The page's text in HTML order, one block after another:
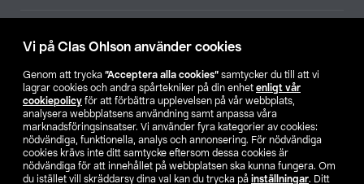
Vi på Clas Ohlson använder cookies
Genom att trycka ”Acceptera alla cookies” samtycker du till att vi
lagrar cookies och andra spårtekniker på din enhet enligt vår
cookiepolicy för att förbättra upplevelsen på vår webbplats,
analysera webbplatsens användning samt anpassa våra
marknadsföringsinsatser. Vi använder fyra kategorier av cookies:
nödvändiga, funktionella, analys och annonsering. För nödvändiga
cookies krävs inte ditt samtycke eftersom dessa cookies är
nödvändiga för att innehållet på webbplatsen ska kunna fungera. Om
du istället vill skräddarsy dina val kan du trycka på inställningar. Ditt
Hitta butik
SE NO FI